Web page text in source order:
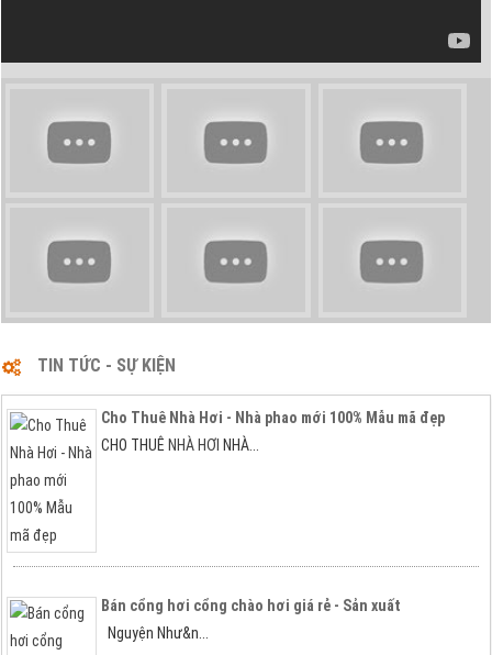
TIN TỨC - SỰ KIỆN
Cho Thuê Nhà Hơi - Nhà phao mới 100% Mẫu mã đẹp
CHO THUÊ NHÀ HƠI NHÀ...
Bán cổng hơi cổng chào hơi giá rẻ - Sản xuất
Nguyện Như&n...